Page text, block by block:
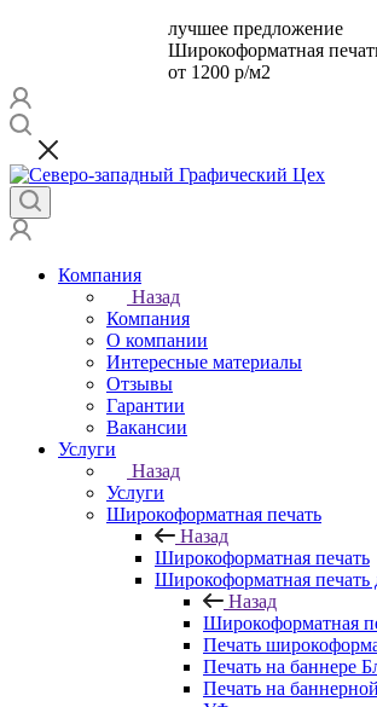
лучшее предложение
Широкоформатная
от 1200 р/м2
Компания
Назад
Компания
О компании
Интересные материалы
Отзывы
Гарантии
Вакансии
Услуги
Назад
Услуги
Широкоформатная печать
Назад
Широкоформатная печать
Широкоформатная печать
Назад
Широкоформатная
Печать
Печать на баннере
Печать на